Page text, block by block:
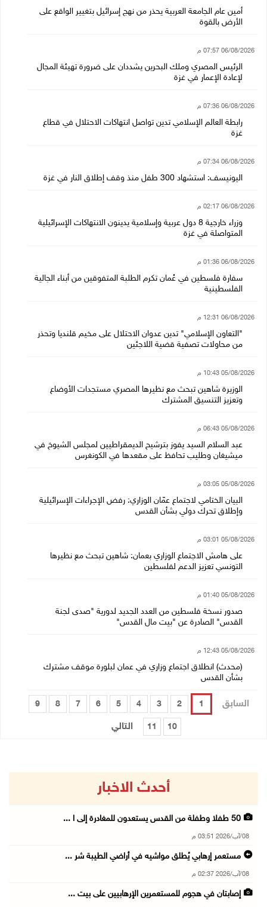
أمين عام الجامعة العربية يحذر من نهج إسرائيل بتغيير الواقع على
الأرض بالقوة
06/08/2026 07:57 م
الرئيس المصري وملك البحرين يشددان على ضرورة تهيئة المجال
لإعادة الإعمار في غزة
06/08/2026 07:36 م
رابطة العالم الإسلامي تدين تواصل انتهاكات الاحتلال في قطاع
غزة
06/08/2026 07:34 م
اليونيسف: استشهاد 300 طفل منذ وقف إطلاق النار في غزة
06/08/2026 02:17 م
وزراء خارجية 8 دول عربية وإسلامية يدينون الانتهاكات الإسرائيلية
المتواصلة في غزة
06/08/2026 01:36 م
سفارة فلسطين في عُمان تكرم الطلبة المتفوقين من أبناء الجالية
الفلسطينية
06/08/2026 12:31 م
"التعاون الإسلامي" تدين عدوان الاحتلال على مخيم قلنديا وتحذر
من محاولات تصفية قضية اللاجئين
05/08/2026 10:43 م
الوزيرة شاهين تبحث مع نظيرها المصري مستجدات الأوضاع
وتعزيز التنسيق المشترك
05/08/2026 06:43 م
عبد السلام السيد يفوز بترشيح الديمقراطيين لمجلس الشيوخ في
ميشيغان وطليب تحافظ على مقعدها في الكونغرس
05/08/2026 03:05 م
البيان الختامي لاجتماع عمّان الوزاري: رفض الإجراءات الإسرائيلية
وإطلاق تحرك دولي بشأن القدس
05/08/2026 03:01 م
على هامش الاجتماع الوزاري بعمان: شاهين تبحث مع نظيرها
التونسي تعزيز الدعم لفلسطين
05/08/2026 01:40 م
صدور نسخة فلسطين من العدد الجديد لدورية "صدى لجنة
القدس" الصادرة عن "بيت مال القدس"
05/08/2026 12:43 م
(محدث) انطلاق اجتماع وزاري في عمان لبلورة موقف مشترك
بشأن القدس
السابق 1
2
3
4
5
6
7
8
9
10
11 التالي
أحدث الاخبار
50 طفلا وطفلة من القدس يستعدون للمغادرة إلى ا ...
08/آب/2026 03:51 م
مستعمر إرهابي يُطلق مواشيه في أراضي الطيبة شر ...
08/آب/2026 02:37 م
إصابتان في هجوم للمستعمرين الإرهابيين على بيت ...